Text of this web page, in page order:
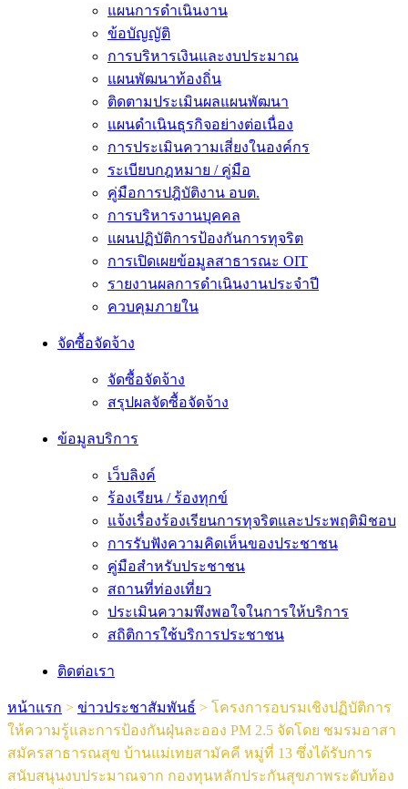
แผนการดำเนินงาน
ข้อบัญญัติ
การบริหารเงินและงบประมาณ
แผนพัฒนาท้องถิ่น
ติดตามประเมินผลแผนพัฒนา
แผนดำเนินธุรกิจอย่างต่อเนื่อง
การประเมินความเสี่ยงในองค์กร
ระเบียบกฎหมาย / คู่มือ
คู่มือการปฎิบัติงาน อบต.
การบริหารงานบุคคล
แผนปฏิบัติการป้องกันการทุจริต
การเปิดเผยข้อมูลสาธารณะ OIT
รายงานผลการดำเนินงานประจำปี
ควบคุมภายใน
จัดซื้อจัดจ้าง
จัดซื้อจัดจ้าง
สรุปผลจัดซื้อจัดจ้าง
ข้อมูลบริการ
เว็บลิงค์
ร้องเรียน / ร้องทุกข์
แจ้งเรื่องร้องเรียนการทุจริตและประพฤติมิชอบ
การรับฟังความคิดเห็นของประชาชน
คู่มือสำหรับประชาชน
สถานที่ท่องเที่ยว
ประเมินความพึงพอใจในการให้บริการ
สถิติการใช้บริการประชาชน
ติดต่อเรา
หน้าแรก > ข่าวประชาสัมพันธ์ > โครงการอบรมเชิงปฏิบัติการ
ให้ความรู้และการป้องกันฝุ่นละออง PM 2.5 จัดโดย ชมรมอาสา
สมัครสาธารณสุข บ้านแม่เทยสามัคคี หมู่ที่ 13 ซึ่งได้รับการ
สนับสนุนงบประมาณจาก กองทุนหลักประกันสุขภาพระดับท้อง